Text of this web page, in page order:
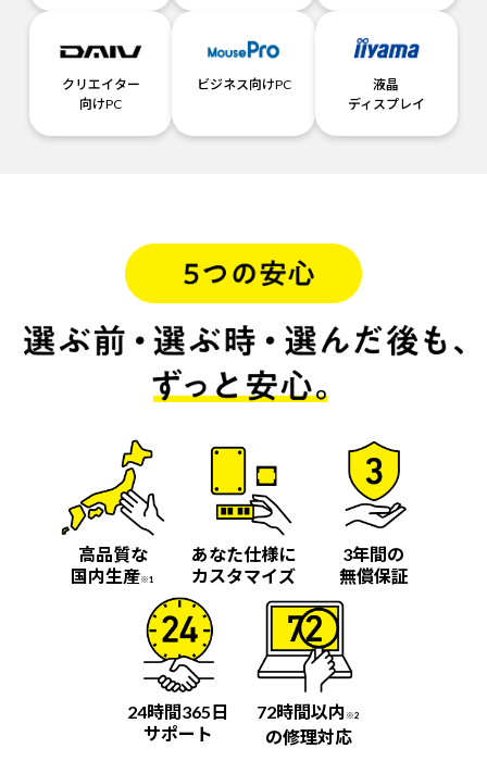
クリエイター
向けPC
ビジネス向けPC
液晶
ディスプレイ
高品質な
国内生産※1
あなた仕様に
カスタマイズ
3年間の
無償保証
24時間365日
サポート
72時間以内 ※2
の修理対応